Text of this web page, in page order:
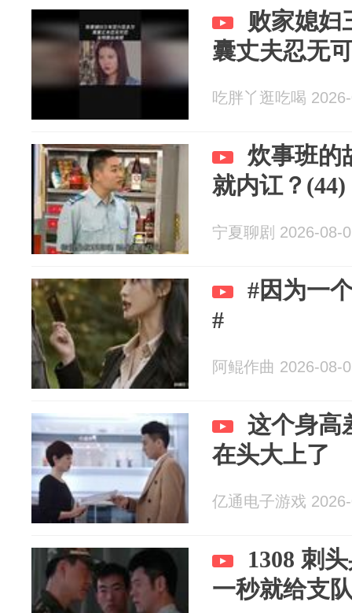
败家媳妇
囊丈夫忍无
吃胖丫逛吃喝
炊事班的
就内讧？(44)
宁夏聊剧 2026-08-
#因为一
#
阿鲲作曲 2026-08-
这个身高
在头大上了
亿通电子游戏
1308 刺
一秒就给支